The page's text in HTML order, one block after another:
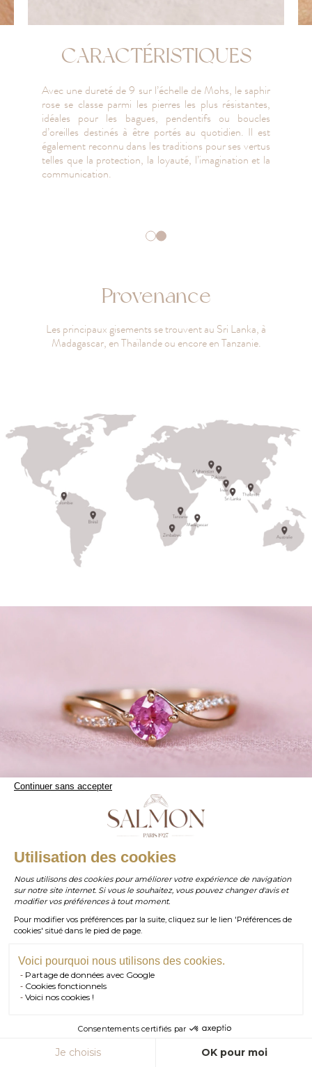
Continuer sans accepter
Utilisation des cookies
Nous utilisons des cookies pour améliorer votre expérience de navigation
sur notre site internet. Si vous le souhaitez, vous pouvez changer d'avis et
modifier vos préférences à tout moment.
Pour modifier vos préférences par la suite, cliquez sur le lien 'Préférences de
cookies' situé dans le pied de page.
Voici pourquoi nous utilisons des cookies.
Partage de données avec Google
Cookies fonctionnels
Voici nos cookies !
Consentements certifiés par
Je choisis OK pour moi
WHATSAPP
E-MAIL contact@salmonparis.com
TÉL PARIS
RDV SHOWROOM
RDV TÉLÉPHONIQUE
CARACTÉRISTIQUES
Avec une dureté de 9 sur l’échelle de Mohs, le saphir
rose se classe parmi les pierres les plus résistantes,
idéales pour les bagues, pendentifs ou boucles
d’oreilles destinés à être portés au quotidien. Il est
également reconnu dans les traditions pour ses vertus
telles que la protection, la loyauté, l’imagination et la
communication.
Provenance
Les principaux gisements se trouvent au Sri Lanka, à
Madagascar, en Thaïlande ou encore en Tanzanie.
Symbolique
Le saphir rose est une pierre d’amour sincère et de fidélité. Il
évoque la pureté des sentiments et la douceur du cœur.
Symbole de loyauté et de compassion, il est souvent choisi pour
les bagues de fiançailles.